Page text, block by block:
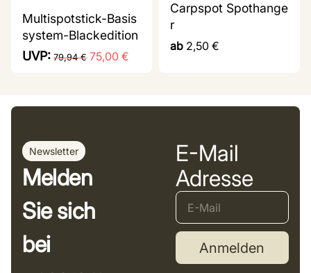
Multispotstick-Basis
system-Blackedition
UVP: 79,94€ 75,00 €
Carpspot Spothange
r
ab 2,50 €
Newsletter
Melden
Sie sich
bei
E-Mail
Adresse
Anmelden